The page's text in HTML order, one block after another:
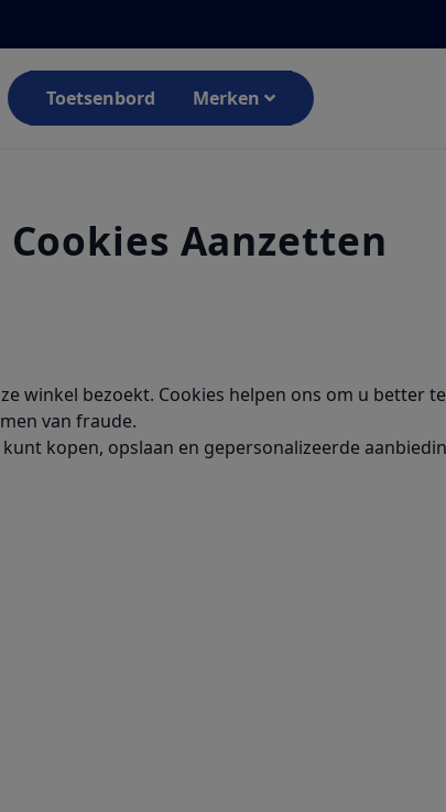
Toetsenbord Merken
Cookies Aanzetten
winkel bezoekt. Cookies helpen ons om u better
van fraude.
kopen, opslaan en gepersonalizeerde